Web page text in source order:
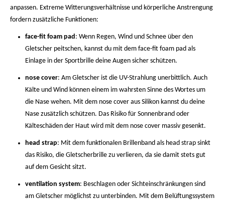
anpassen. Extreme Witterungsverhältnisse und körperliche Anstrengung
fordern zusätzliche Funktionen:
face-fit foam pad: Wenn Regen, Wind und Schnee über den
Gletscher peitschen, kannst du mit dem face-fit foam pad als
Einlage in der Sportbrille deine Augen sicher schützen.
nose cover: Am Gletscher ist die UV-Strahlung unerbittlich. Auch
Kälte und Wind können einem im wahrsten Sinne des Wortes um
die Nase wehen. Mit dem nose cover aus Silikon kannst du deine
Nase zusätzlich schützen. Das Risiko für Sonnenbrand oder
Kälteschäden der Haut wird mit dem nose cover massiv gesenkt.
head strap: Mit dem funktionalen Brillenband als head strap sinkt
das Risiko, die Gletscherbrille zu verlieren, da sie damit stets gut
auf dem Gesicht sitzt.
ventilation system: Beschlagen oder Sichteinschränkungen sind
am Gletscher möglichst zu unterbinden. Mit dem Belüftungssystem